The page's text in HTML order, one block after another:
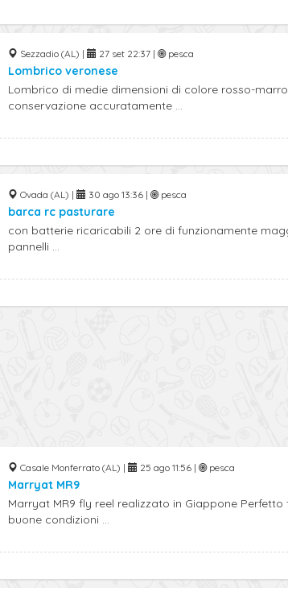
Sezzadio (AL) | 27 set 22:37 | pesca
Lombrico veronese
Lombrico di medie dimensioni di colore rosso-
conservazione accuratamente ...
Ovada (AL) | 30 ago 13:36 | pesca
barca rc pasturare
con batterie ricaricabili 2 ore di funzionamente
pannelli ...
Casale Monferrato (AL) | 25 ago 11:56 | pesca
Marryat MR9
Marryat MR9 fly reel realizzato in Giappone
buone condizioni ...